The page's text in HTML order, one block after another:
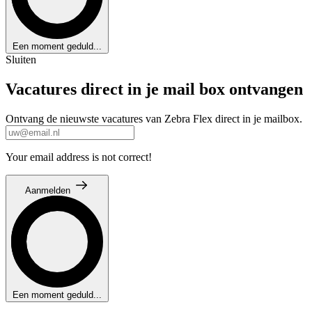
Een moment geduld...
Sluiten
Vacatures direct in je mail box ontvangen
Ontvang de nieuwste vacatures van Zebra Flex direct in je mailbox.
Your email address is not correct!
Aanmelden
Een moment geduld...